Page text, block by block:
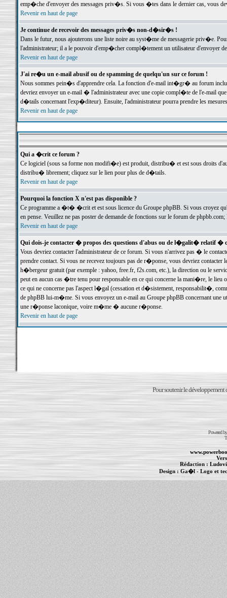
emp�che d'envoyer des messages priv�s. Si vous �tes dans le dernier cas, vous
Revenir en haut de page
Je continue de recevoir des messages priv�s non-d�sir�s !
Dans le futur, nous ajouterons une liste noire au syst�me de messagerie priv�e.
l'administrateur; il a le pouvoir d'emp�cher compl�tement un utilisateur d'envoyer
Revenir en haut de page
J'ai re�u un e-mail abusif ou de spamming de quelqu'un sur ce forum !
Nous sommes pein�s d'apprendre cela. La fonction d'e-mail int�gr� au forum inclut
devriez envoyer un e-mail � l'administrateur avec une copie compl�te de l'e-mail
d�tails concernant l'exp�diteur). Ensuite, l'administrateur pourra prendre les
Revenir en haut de page
Qui a �crit ce forum ?
Ce logiciel (sous sa forme non modifi�e) est produit, distribu� et est sous droits
distribu� librement; cliquez sur le lien pour plus de d�tails.
Revenir en haut de page
Pourquoi la fonction X n'est pas disponible ?
Ce programme a �t� �crit et est sous licence du Groupe phpBB. Si vous croyez
en pense. Veuillez ne pas poster de demande de fonctions sur le forum de
Revenir en haut de page
Qui dois-je contacter � propos des questions d'abus ou de l�galit� relatif �
Vous devriez contacter l'administrateur de ce forum. Si vous n'arrivez pas � le
prendre contact. Si vous ne recevez toujours pas de r�ponse, vous devriez
h�bergeur gratuit (par exemple : yahoo, free.fr, f2s.com, etc.), la direction ou le
peut en aucun cas �tre tenu pour responsable en ce qui concerne la mani�re, le
ce qui ne concerne pas l'aspect l�gal (cessation et d�sistement, responsabilit�,
de phpBB lui-m�me. Si vous envoyez un e-mail au Groupe phpBB concernant une
une r�ponse laconique, voire m�me � aucune r�ponse.
Revenir en haut de page
Pour soutenir le développement
Powered
Rédaction :
Design :Ga�l- Logo et
Informations :